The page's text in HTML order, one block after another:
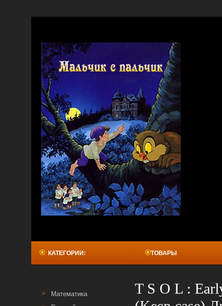
КАТЕГОРИИ:
Математика
ТОВАРЫ
T S O L :